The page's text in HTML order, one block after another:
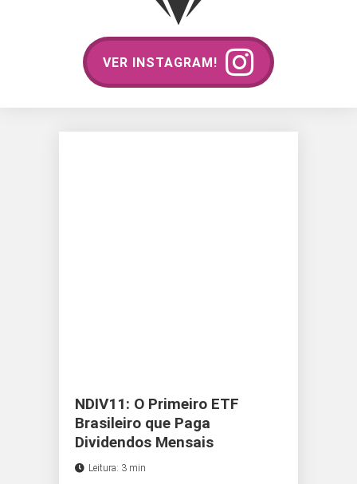
VER INSTAGRAM!
NDIV11: O Primeiro ETF
Brasileiro que Paga
Dividendos Mensais
Leitura: 3 min